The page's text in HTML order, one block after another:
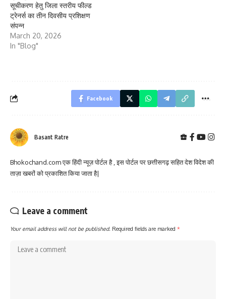
सूचीकरण हेतु जिला स्तरीय फील्ड
ट्रेनर्स का तीन दिवसीय प्रशिक्षण
संपन्न
March 20, 2026
In "Blog"
Facebook
Basant Ratre
Bhokochand.com एक हिंदी न्यूज़ पोर्टल है , इस पोर्टल पर छत्तीसगढ़ सहित देश विदेश की
ताज़ा खबरों को प्रकाशित किया जाता है|
Leave a comment
Your email address will not be published. Required fields are marked *